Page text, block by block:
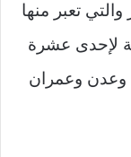
تعبر منها
لإحدى عشرة
وعدن وعمران